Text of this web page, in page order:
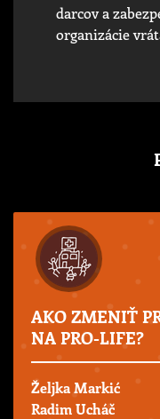
darcov a
organizácie
AKO ZMENIŤ
NA PRO-LIFE?
Željka Markić
Radim Ucháč